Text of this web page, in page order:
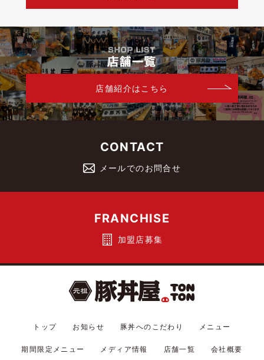
店舗紹介はこちら
CONTACT
メールでのお問合せ
FRANCHISE
加盟店募集
トップ お知らせ 豚丼へのこだわり メニュー
期間限定メニュー メディア情報 店舗一覧 会社概要